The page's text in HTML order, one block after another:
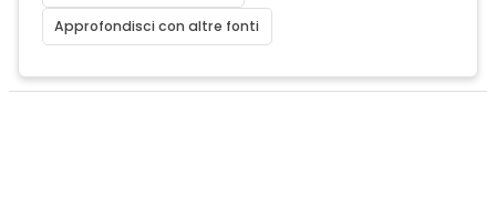
Approfondisci con altre fonti